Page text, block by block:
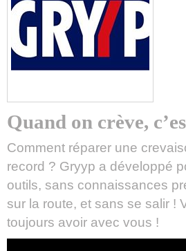
Quand on crève,
Comment réparer une
record ? Gryyp a développé
outils, sans connaissances
sur la route, et sans se salir !
toujours avoir avec vous !